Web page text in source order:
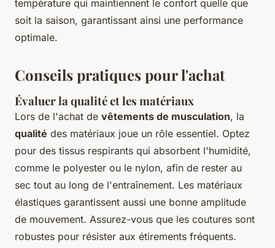
température qui maintiennent le confort quelle que
soit la saison, garantissant ainsi une performance
optimale.
Conseils pratiques pour l'achat
Évaluer la qualité et les matériaux
Lors de l'achat de vêtements de musculation, la
qualité des matériaux joue un rôle essentiel. Optez
pour des tissus respirants qui absorbent l'humidité,
comme le polyester ou le nylon, afin de rester au
sec tout au long de l'entraînement. Les matériaux
élastiques garantissent aussi une bonne amplitude
de mouvement. Assurez-vous que les coutures sont
robustes pour résister aux étirements fréquents.